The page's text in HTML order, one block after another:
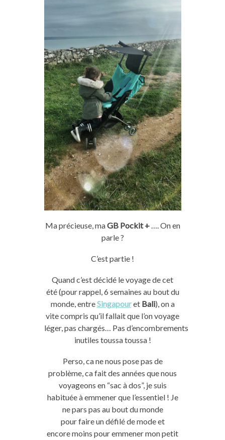
Ma précieuse, maGB Pockit+….Onen
parle ?
C’est partie !
Quand c’est décidé le voyage de cet
été(pour rappel, 6 semaines au bout du
monde, entreSingapouret Bali),ona
vite compris qu’il fallait que l’onvoyage
léger,pas chargés… Pas d’encombrements
inutiles toussatoussa!
Perso,cane nous posepas de
problème,cafaitdes années que nous
voyageons en “sac à dos”, je suis
habituée à emmener que l’essentiel ! Je
ne pars pas au bout du monde
pourfaireun défilé de modeet
encoremoins pour emmener mon petit